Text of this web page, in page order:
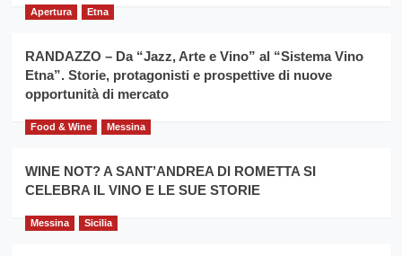
grano
anno
Franco
Caruso
Apertura Etna
RANDAZZO – Da “Jazz, Arte e Vino” al “Sistema Vino
Etna”. Storie, protagonisti e prospettive di nuove
opportunità di mercato
Food & Wine Messina
WINE NOT? A SANT’ANDREA DI ROMETTA SI
CELEBRA IL VINO E LE SUE STORIE
Messina Sicilia